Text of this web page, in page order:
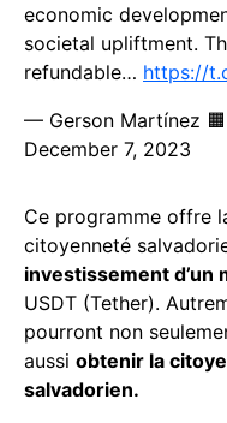
economic
societal upliftment.
refundable… https://
— Gerson Martínez
December 7, 2023
Ce programme offre
citoyenneté
investissement d’un
USDT (Tether).
pourront non
aussi obtenir la
salvadorien.